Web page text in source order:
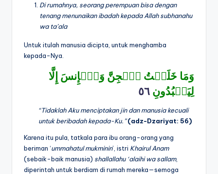
Di rumahnya, seorang perempuan bisa dengan
tenang menunaikan ibadah kepada Allahsubhanahu
wa ta’ala
Untuk itulah manusia dicipta, untuk menghamba
kepada-Nya.
وَمَا خَلَقۡتُ ٱلۡجِنَّ وَٱلۡإِنسَ إِلَّا
لِيَعۡبُدُونِ
“Tidaklah Aku menciptakan jin dan manusia kecuali
untuk beribadah kepada-Ku.”(adz-Dzariyat: 56)
Karena itu pula, tatkala para ibu orang-orang yang
beriman ‘ummahatul mukminin’, istri Khairul Anam
(sebaik-baik manusia) shallallahu ‘alaihi wa sallam,
diperintah untuk berdiam di rumah mereka—semoga